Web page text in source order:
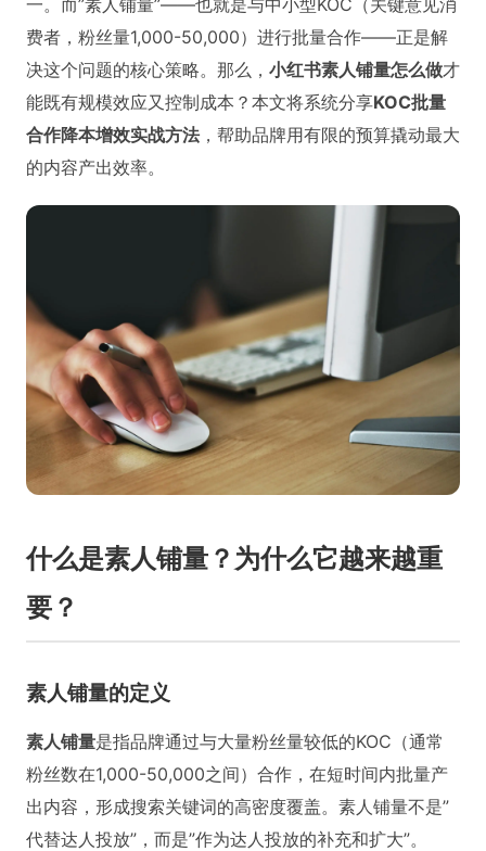
一。而”素人铺量”——也就是与中小型KOC（关键意见消
费者，粉丝量1,000-50,000）进行批量合作——正是解
决这个问题的核心策略。那么， 小红书素人铺量怎么做才
能既有规模效应又控制成本？本文将系统分享KOC批量
合作降本增效实战方法，帮助品牌用有限的预算撬动最大
的内容产出效率。
什么是素人铺量？为什么它越来越重
要？
素人铺量的定义
素人铺量是指品牌通过与大量粉丝量较低的KOC（通常
粉丝数在1,000-50,000之间）合作，在短时间内批量产
出内容，形成搜索关键词的高密度覆盖。素人铺量不是”
代替达人投放”，而是”作为达人投放的补充和扩大”。